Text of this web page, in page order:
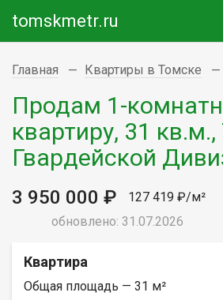
tomskmetr.ru
Главная Квартиры в Томске
Продам 1-
квартиру, 31 кв.м.,
Гвардейской
3 950 000 ₽
127 419 ₽/м²
обновлено: 31.07.2026
Квартира
Общая площадь — 31 м²